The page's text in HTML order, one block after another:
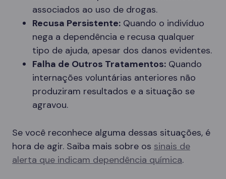
associados ao uso de drogas.
Recusa Persistente: Quando o indivíduo
nega a dependência e recusa qualquer
tipo de ajuda, apesar dos danos evidentes.
Falha de Outros Tratamentos: Quando
internações voluntárias anteriores não
produziram resultados e a situação se
agravou.
Se você reconhece alguma dessas situações, é
hora de agir. Saiba mais sobre os sinais de
alerta que indicam dependência química.